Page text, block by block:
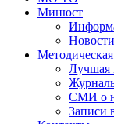
Минюст
Лучшая
СМИ о
Записи